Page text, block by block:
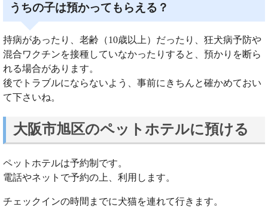
うちの子は預かってもらえる？
持病があったり、老齢（10歳以上）だったり、狂犬病予防や
混合ワクチンを接種していなかったりすると、預かりを断ら
れる場合があります。
後でトラブルにならないよう、事前にきちんと確かめておい
て下さいね。
大阪市旭区のペットホテルに預ける
ペットホテルは予約制です。
電話やネットで予約の上、利用します。
チェックインの時間までに犬猫を連れて行きます。